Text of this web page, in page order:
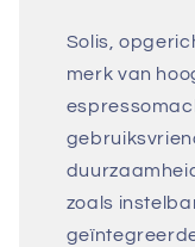
Solis,
merk van
zoals